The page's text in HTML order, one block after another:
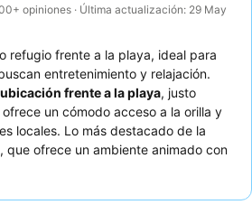
opiniones · Última actualización: 29 May
refugio frente a la playa, ideal para
entretenimiento y relajación.
frente a la playa, justo
un cómodo acceso a la orilla y
locales. Lo más destacado de la
, que ofrece un ambiente animado con